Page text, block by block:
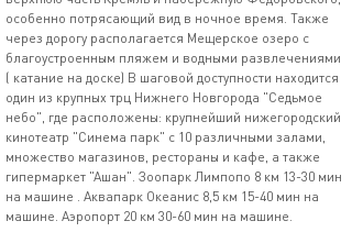
особенно потрясающий вид в ночное время. Также
через дорогу располагается Мещерское озеро с
благоустроенным пляжем и водными развлечениями
( катание на доске) В шаговой доступности находится
один из крупных трц Нижнего Новгорода "Седьмое
небо", где расположены: крупнейший нижегородский
кинотеатр "Синема парк" с 10 различными залами,
множество магазинов, рестораны и кафе, а также
гипермаркет "Ашан". Зоопарк Лимпопо 8 км 13-30 мин
на машине . Аквапарк Океанис 8,5 км 15-40 мин на
машине. Аэропорт 20 км 30-60 мин на машине.